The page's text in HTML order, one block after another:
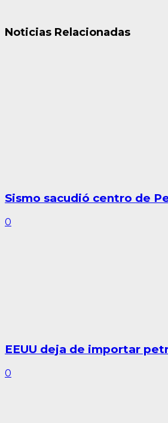
Noticias Relacionadas
Sismo sacudió centro de
0
EEUU deja de importar
0